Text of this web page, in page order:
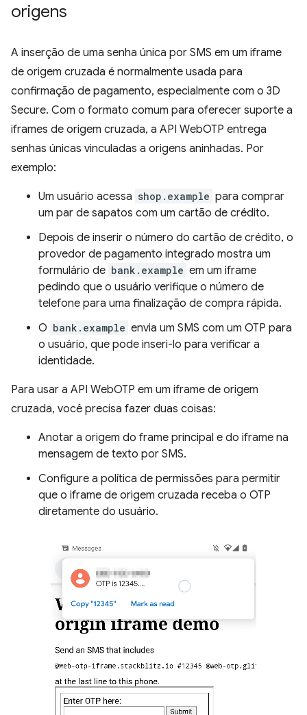
origens
A inserção de uma senha única por SMS em um iframe
de origem cruzada é normalmente usada para
confirmação de pagamento, especialmente com o 3D
Secure. Com o formato comum para oferecer suporte a
iframes de origem cruzada, a API WebOTP entrega
senhas únicas vinculadas a origens aninhadas. Por
exemplo:
Um usuário acessa shop.example para comprar
um par de sapatos com um cartão de crédito.
Depois de inserir o número do cartão de crédito, o
provedor de pagamento integrado mostra um
formulário de bank.example em um iframe
pedindo que o usuário verifique o número de
telefone para uma finalização de compra rápida.
O bank.example envia um SMS com um OTP para
o usuário, que pode inseri-lo para verificar a
identidade.
Para usar a API WebOTP em um iframe de origem
cruzada, você precisa fazer duas coisas:
Anotar a origem do frame principal e do iframe na
mensagem de texto por SMS.
Configure a política de permissões para permitir
que o iframe de origem cruzada receba o OTP
diretamente do usuário.